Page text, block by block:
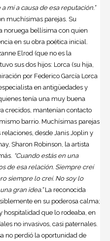
mí a causa de esa reputación.”
muchísimas parejas. Su
noruega bellísima con quien
en su obra poética inicial.
Elrod (que no es la
sus dos hijos: Lorca (su hija,
por Federico García Lorca
en antigüedades y
tenía una muy buena
crecidos, mantenían contacto
barrio. Muchísimas parejas
desde Janis Joplin y
Sharon Robinson, la artista
“Cuando estás en una
de esa relación. Siempre creí
siempre lo creí. No soy lo
gran idea.”La reconocida
en su poderosa calma;
hospitalidad que lo rodeaba, en
no invasivos, casi paternales.
no perdió la oportunidad de